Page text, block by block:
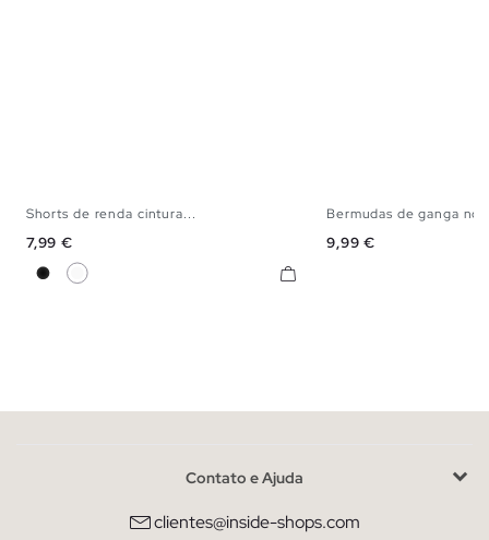
Shorts de renda cintura...
Preço
7,99 €
PretoBranco
38
Bermudas de ganga
Preço
9,99 €
Contato e Ajuda
clientes@inside-shops.com